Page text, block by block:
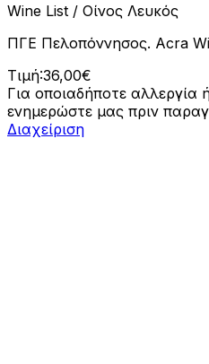
Wine List / Οίνος Λευκός
ΠΓΕ Πελοπόννησος. Acra
Τιμή:36,00€
Για οποιαδήποτε
ενημερώστε μας πριν
Διαχείριση